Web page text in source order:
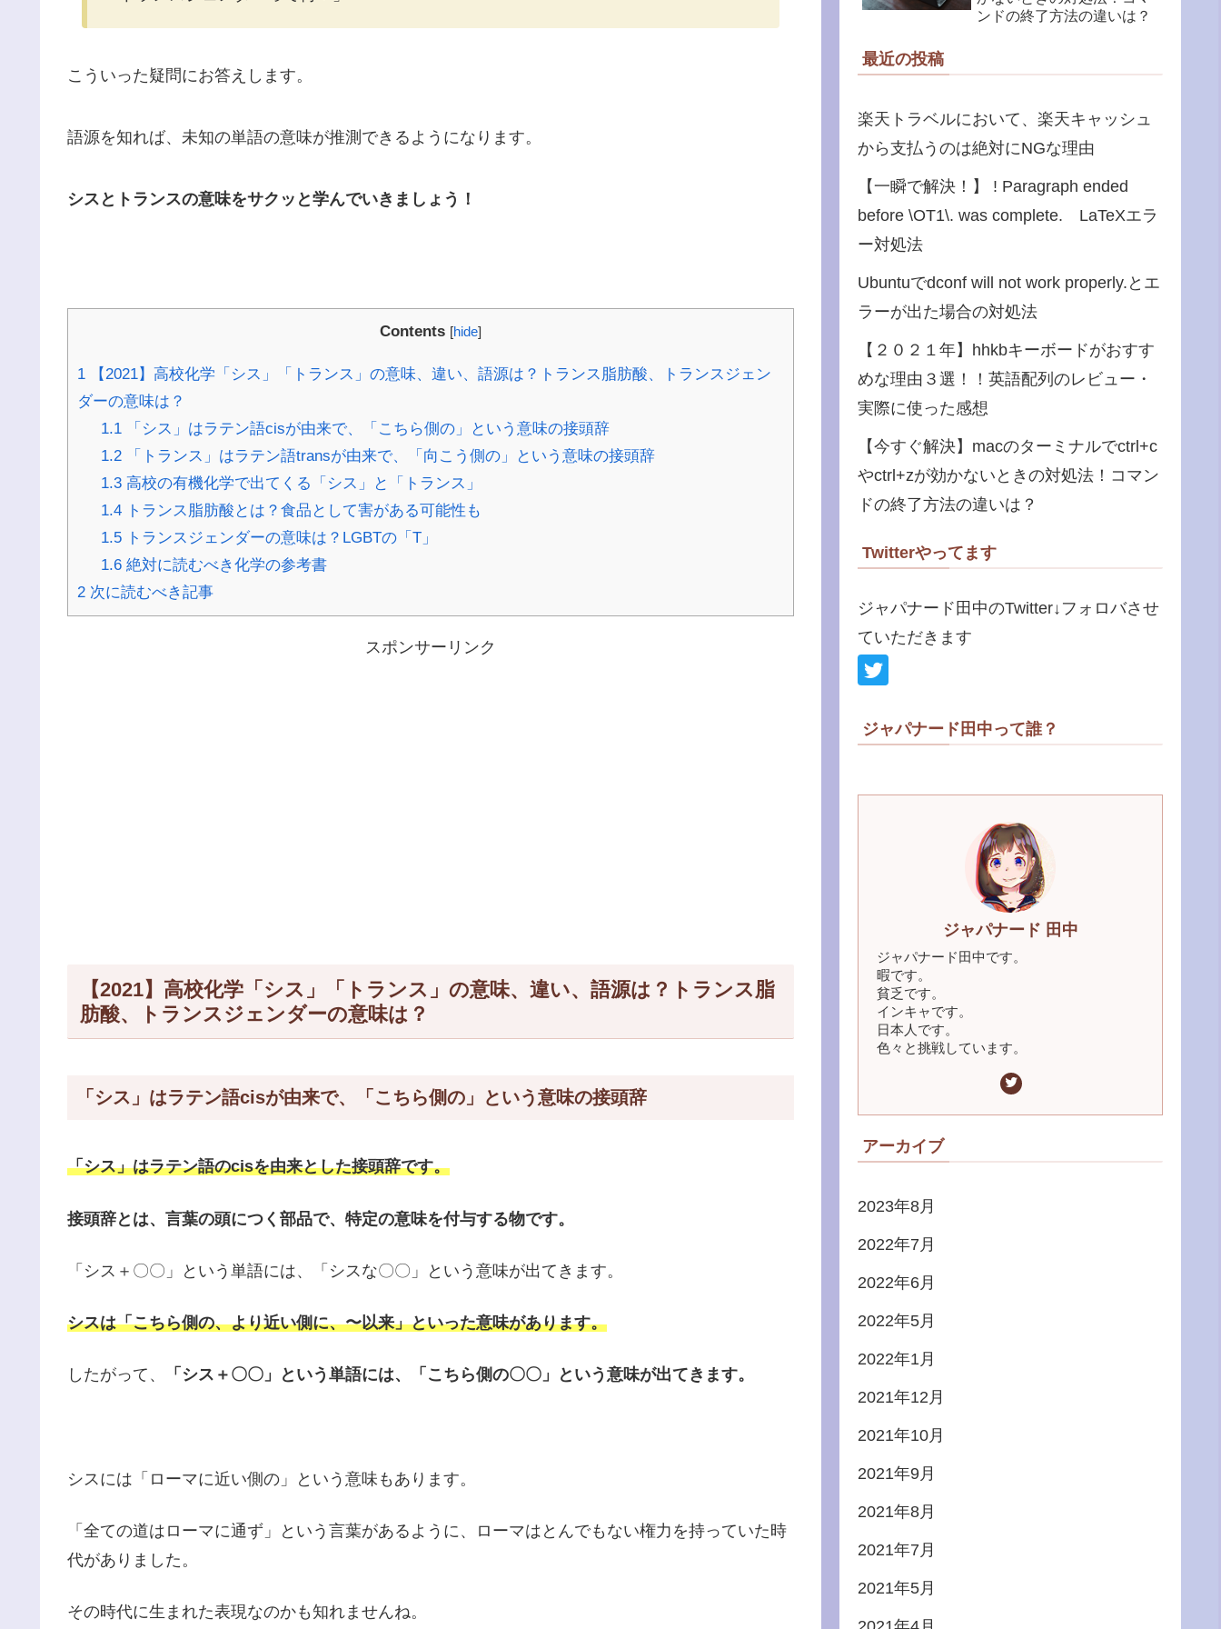
こういった疑問にお答えします。
語源を知れば、未知の単語の意味が推測できるようになります。
シスとトランスの意味をサクッと学んでいきましょう！
Contents [hide]
1 【2021】高校化学「シス」「トランス」の意味、違い、語源は？トランス脂肪酸、トランスジェン
ダーの意味は？
1.1「シス」はラテン語cisが由来で、「こちら側の」という意味の接頭辞
1.2「トランス」はラテン語transが由来で、「向こう側の」という意味の接頭辞
1.3高校の有機化学で出てくる「シス」と「トランス」
1.4トランス脂肪酸とは？食品として害がある可能性も
1.5トランスジェンダーの意味は？LGBTの「T」
1.6絶対に読むべき化学の参考書
2 次に読むべき記事
スポンサーリンク
【2021】高校化学「シス」「トランス」の意味、違い、語源は？トランス脂
肪酸、トランスジェンダーの意味は？
「シス」はラテン語cisが由来で、「こちら側の」という意味の接頭辞
「シス」はラテン語のcisを由来とした接頭辞です。
接頭辞とは、言葉の頭につく部品で、特定の意味を付与する物です。
「シス＋〇〇」という単語には、「シスな〇〇」という意味が出てきます。
シスは「こちら側の、より近い側に、〜以来」といった意味があります。
したがって、 「シス＋〇〇」という単語には、「こちら側の〇〇」という意味が出てきます。
シスには「ローマに近い側の」という意味もあります。
「全ての道はローマに通ず」という言葉があるように、ローマはとんでもない権力を持っていた時
代がありました。
その時代に生まれた表現なのかも知れませんね。
ンドの終了方法の違いは？
最近の投稿
楽天トラベルにおいて、楽天キャッシュ
から支払うのは絶対にNGな理由
【一瞬で解決！】 ! Paragraph ended
before \OT1\. was complete. LaTeXエラ
ー対処法
Ubuntuでdconf will not work properly.とエ
ラーが出た場合の対処法
【２０２１年】hhkbキーボードがおすす
めな理由３選！！英語配列のレビュー・
実際に使った感想
【今すぐ解決】macのターミナルでctrl+c
やctrl+zが効かないときの対処法！コマン
ドの終了方法の違いは？
Twitterやってます
ジャパナード田中のTwitter↓フォロバさせ
ていただきます
ジャパナード田中って誰？
ジャパナード 田中
ジャパナード田中です。
暇です。
貧乏です。
インキャです。
日本人です。
色々と挑戦しています。
アーカイブ
2023年8月
2022年7月
2022年6月
2022年5月
2022年1月
2021年12月
2021年10月
2021年9月
2021年8月
2021年7月
2021年5月